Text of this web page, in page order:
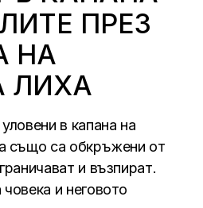
ПРЕЗ
НА
ЛИХА
в капана на
също са обкръжени от
и възпират.
и неговото